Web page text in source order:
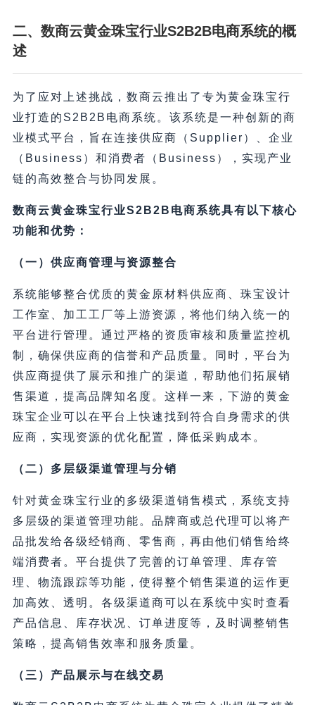
二、数商云黄金珠宝行业S2B2B电商系统的概
述
为了应对上述挑战，数商云推出了专为黄金珠宝行
业打造的S2B2B电商系统。该系统是一种创新的商
业模式平台，旨在连接供应商（Supplier）、企业
（Business）和消费者（Business），实现产业
链的高效整合与协同发展。
数商云黄金珠宝行业S2B2B电商系统具有以下核心
功能和优势：
（一）供应商管理与资源整合
系统能够整合优质的黄金原材料供应商、珠宝设计
工作室、加工工厂等上游资源，将他们纳入统一的
平台进行管理。通过严格的资质审核和质量监控机
制，确保供应商的信誉和产品质量。同时，平台为
供应商提供了展示和推广的渠道，帮助他们拓展销
售渠道，提高品牌知名度。这样一来，下游的黄金
珠宝企业可以在平台上快速找到符合自身需求的供
应商，实现资源的优化配置，降低采购成本。
（二）多层级渠道管理与分销
针对黄金珠宝行业的多级渠道销售模式，系统支持
多层级的渠道管理功能。品牌商或总代理可以将产
品批发给各级经销商、零售商，再由他们销售给终
端消费者。平台提供了完善的订单管理、库存管
理、物流跟踪等功能，使得整个销售渠道的运作更
加高效、透明。各级渠道商可以在系统中实时查看
产品信息、库存状况、订单进度等，及时调整销售
策略，提高销售效率和服务质量。
（三）产品展示与在线交易